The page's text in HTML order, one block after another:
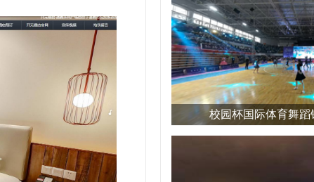
校园杯国际体育舞蹈